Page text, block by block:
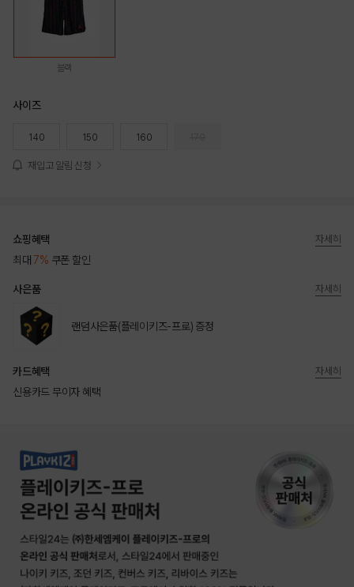
블랙
사이즈
140 150 160
재입고 알림 신청
쇼핑혜택
최대 7% 쿠폰 할인
자세히
사은품
랜덤사은품(플레이키즈-프로) 증정
자세히
카드혜택
신용카드 무이자 혜택
자세히